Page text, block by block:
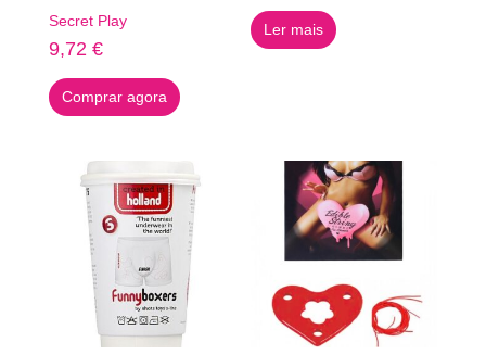
Secret Play
9,72 €
Comprar agora
Ler mais